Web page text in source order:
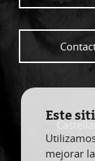
Este
mejorar